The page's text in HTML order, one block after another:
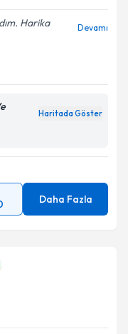
Harika
Devamı
Haritada Göster
Daha Fazla